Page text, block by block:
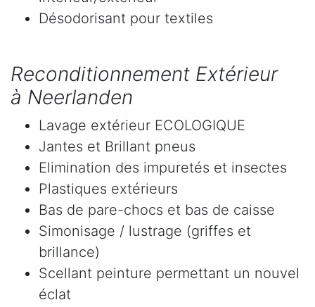
Désodorisant pour textiles
Reconditionnement Extérieur
à Neerlanden
Lavage extérieur ECOLOGIQUE
Jantes et Brillant pneus
Elimination des impuretés et insectes
Plastiques extérieurs
Bas de pare-chocs et bas de caisse
Simonisage / lustrage (griffes et
brillance)
Scellant peinture permettant un nouvel
éclat